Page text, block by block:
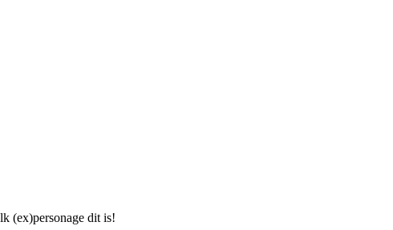
(ex)personage dit is!